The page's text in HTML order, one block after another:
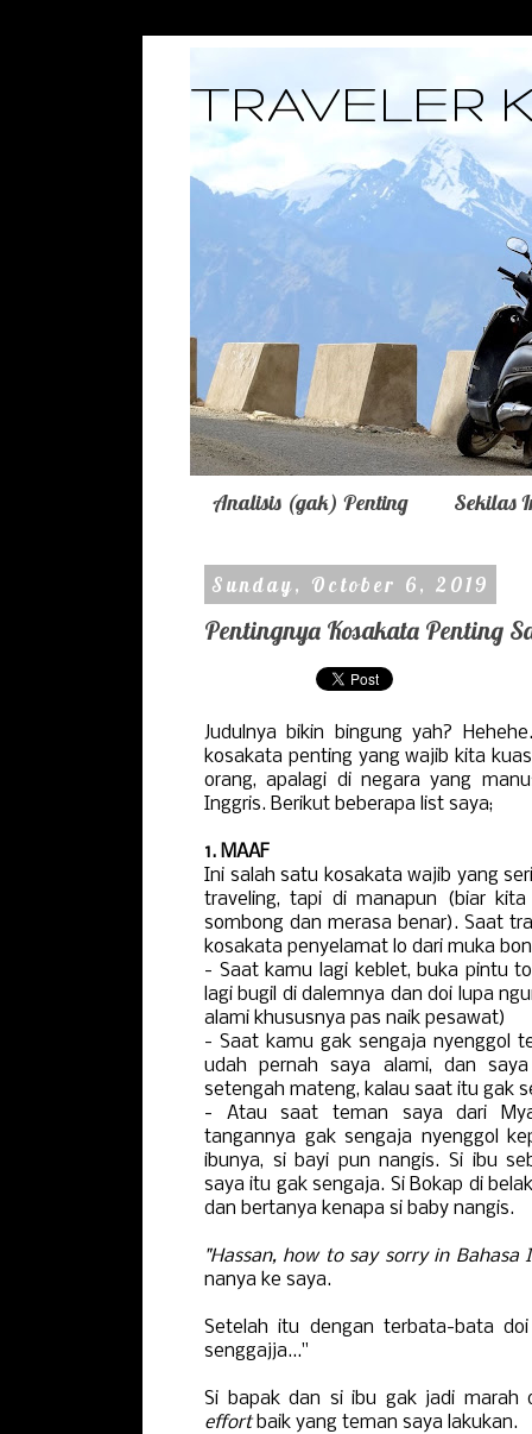
TRAVELER
Analisis (gak) Penting Sekilas
Sunday, October 6, 2019
Pentingnya Kosakata Penting
Judulnya bikin bingung yah?
kosakata penting yang wajib kita
orang, apalagi di negara yang
Inggris. Berikut beberapa list saya;
1. MAAF
Ini salah satu kosakata wajib yang
traveling, tapi di manapun (biar
sombong dan merasa benar). Saat
kosakata penyelamat lo dari muka
- Saat kamu lagi keblet, buka pintu
lagi bugil di dalemnya dan doi lupa
alami khususnya pas naik pesawat)
- Saat kamu gak sengaja nyenggol
udah pernah saya alami, dan
setengah mateng, kalau saat itu gak
- Atau saat teman saya dari
tangannya gak sengaja nyenggol
ibunya, si bayi pun nangis. Si ibu
saya itu gak sengaja. Si Bokap di
dan bertanya kenapa si baby nangis.
"Hassan, how to say sorry in Bahasa
nanya ke saya.
Setelah itu dengan terbata-bata
senggajja..."
Si bapak dan si ibu gak jadi marah
effortbaik yang teman saya lakukan.